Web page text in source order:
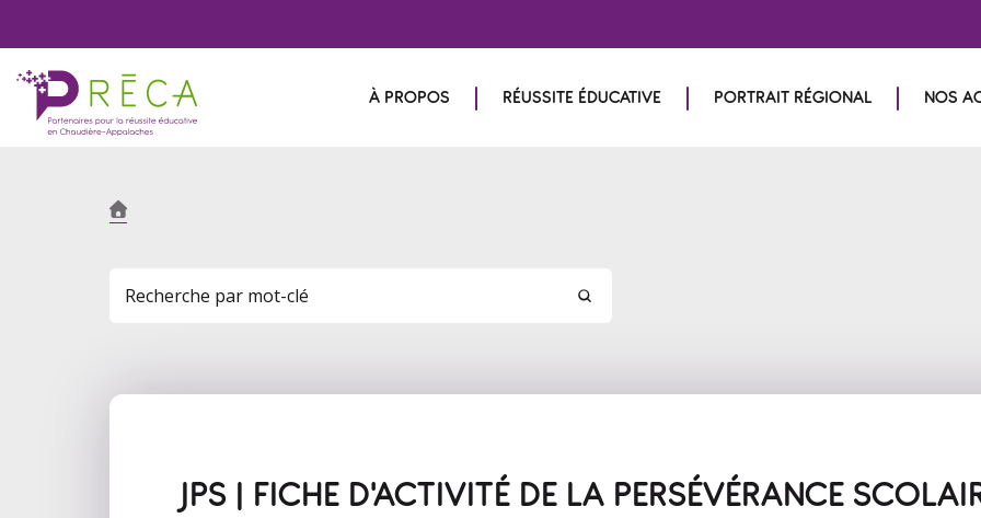
À PROPOS RÉUSSITE ÉDUCATIVE PORTRAIT RÉGIONAL NOS
JPS | FICHE D'ACTIVITÉ DE LA PERSÉVÉRANCE